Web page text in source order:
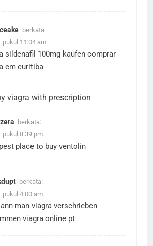
berkata:
pukul 11:04 am
sildenafil 100mg kaufen comprar
em curitiba
viagra with prescription
berkata:
pukul 8:39 pm
place to buy ventolin
berkata:
pukul 4:00 am
man viagra verschrieben
viagra online pt